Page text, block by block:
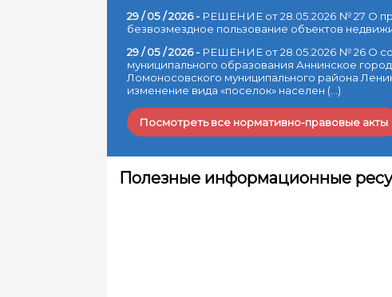
29 / 05 / 2026 - РЕШЕНИЕ от 28.05.2026 № 27 О
безвозмездное пользование объектов
29 / 05 / 2026 - РЕШЕНИЕ от 28.05.2026 № 26 О
муниципального образования Аннинское
Ломоносовского муниципального района
изменение вида «поселок» населен (...)
Посмотреть все нормативно-правовые акты
Полезные информационные